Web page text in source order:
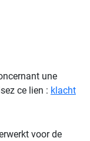
une
ce lien : klacht
voor de